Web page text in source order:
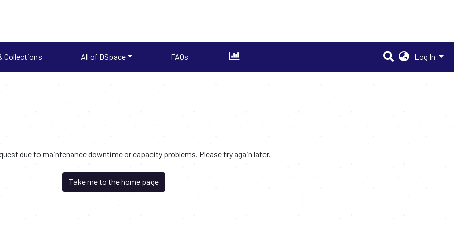
Collections All of DSpace FAQs Log In
due to maintenance downtime or capacity problems. Please try again later.
Take me to the home page